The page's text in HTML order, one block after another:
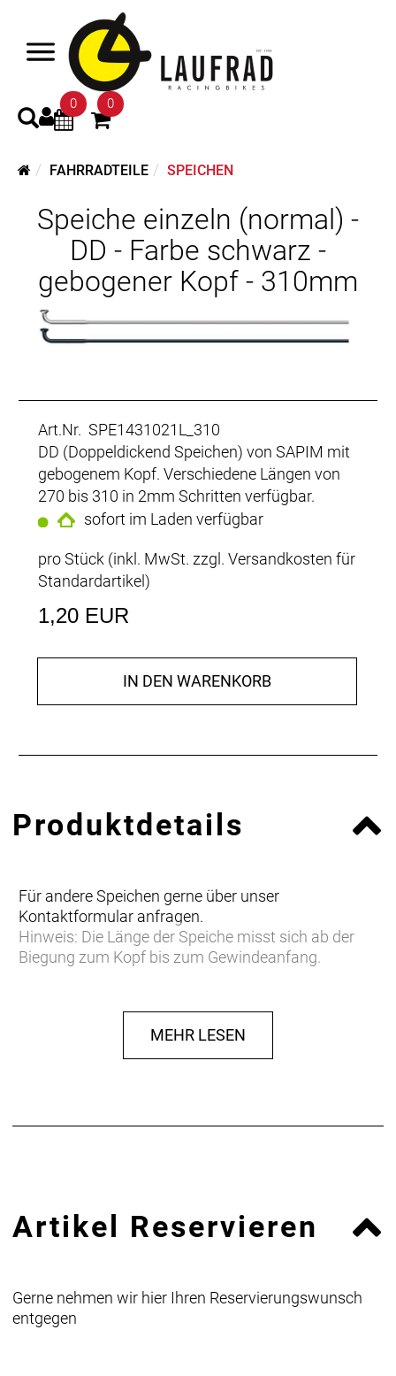
0 0
FAHRRADTEILE SPEICHEN
Speiche einzeln (normal) -
DD - Farbe schwarz -
gebogener Kopf - 310mm
Art.Nr. SPE1431021L_310
DD (Doppeldickend Speichen) von SAPIM mit
gebogenem Kopf. Verschiedene Längen von
270 bis 310 in 2mm Schritten verfügbar.
sofort im Laden verfügbar
pro Stück (inkl. MwSt. zzgl. Versandkosten für
Standardartikel)
1,20 EUR
IN DEN WARENKORB
Produktdetails
Für andere Speichen gerne über unser
Kontaktformular anfragen.
Hinweis: Die Länge der Speiche misst sich ab der
Biegung zum Kopf bis zum Gewindeanfang.
MEHR LESEN
Artikel Reservieren
Gerne nehmen wir hier Ihren Reservierungswunsch
entgegen